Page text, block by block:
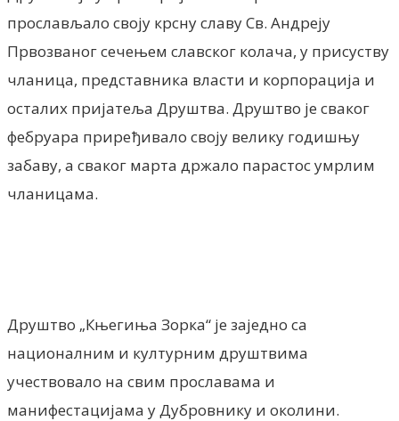
прослављало своjу крсну славу Св. Андреjу
Првозваног сечењем славског колача, у присуству
чланица, представника власти и корпорациjа и
осталих приjатеља Друштва. Друштво jе сваког
фебруара приређивало своjу велику годишњу
забаву, а сваког марта држало парастос умрлим
чланицама.
Друштво „Књегиња Зорка“ jе заjедно са
националним и културним друштвима
учествовало на свим прославама и
манифестациjама у Дубровнику и околини.